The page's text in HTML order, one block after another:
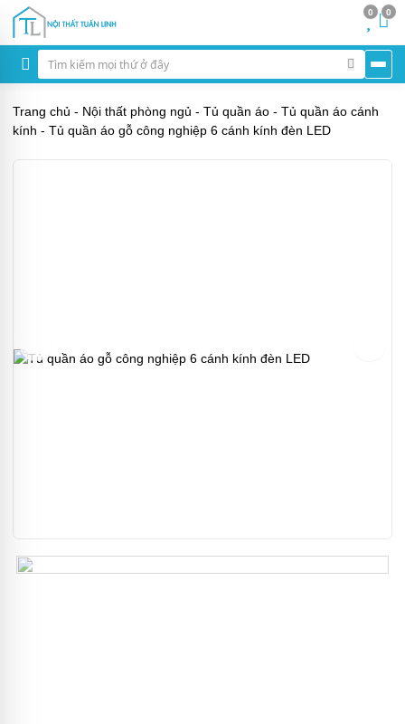
0 0
Trang chủ - Nội thất phòng ngủ - Tủ quần áo - Tủ quần áo cánh
kính - Tủ quần áo gỗ công nghiệp 6 cánh kính đèn LED